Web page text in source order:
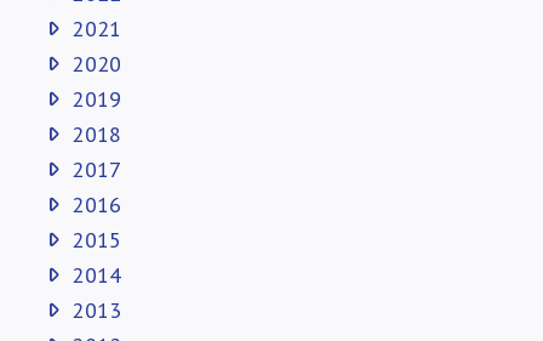
2021
2020
2019
2018
2017
2016
2015
2014
2013